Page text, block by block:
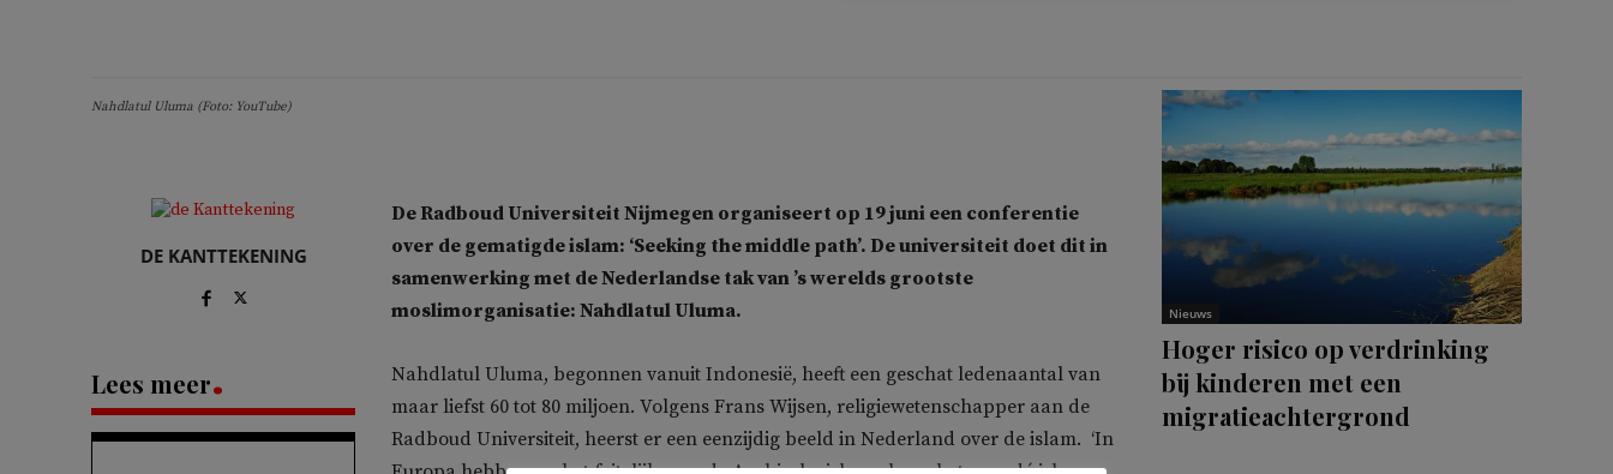
Nahdlatul Uluma (Foto: YouTube)
DE KANTTEKENING
Lees meer
De Radboud Universiteit Nijmegen organiseert op 19 juni een conferentie
over de gematigde islam: ‘Seeking the middle path’. De universiteit doet dit in
samenwerking met de Nederlandse tak van ’s werelds grootste
moslimorganisatie: Nahdlatul Uluma.
Nahdlatul Uluma, begonnen vanuit Indonesië, heeft een geschat ledenaantal van
maar liefst 60 tot 80 miljoen. Volgens Frans Wijsen, religiewetenschapper aan de
Radboud Universiteit, heerst er een eenzijdig beeld in Nederland over de islam. ‘In
Nieuws
Hoger risico op verdrinking
bij kinderen met een
migratieachtergrond